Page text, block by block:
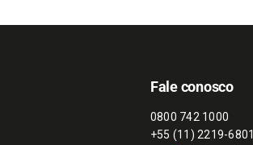
Fale conosco
0800 742 1000
+55 (11) 2219-6801